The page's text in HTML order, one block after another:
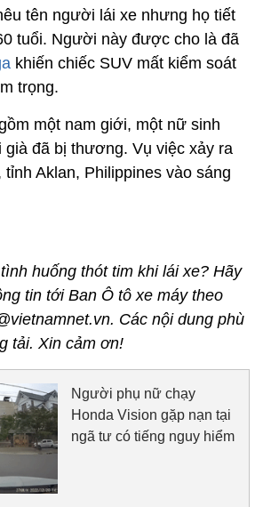
tên người lái xe nhưng họ tiết
tuổi. Người này được cho là đã
khiến chiếc SUV mất kiểm soát
trọng.
một nam giới, một nữ sinh
đã bị thương. Vụ việc xảy ra
Aklan, Philippines vào sáng
huống thót tim khi lái xe? Hãy
tin tới Ban Ô tô xe máy theo
Các nội dung phù
tải. Xin cảm ơn!
Người phụ nữ chạy
Honda Vision gặp nạn tại
ngã tư có tiếng nguy hiểm